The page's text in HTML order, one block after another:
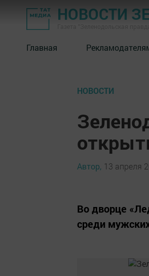
НОВОСТИ
Главная
НОВОСТИ
Автор, 13 апреля
Во дворце
среди